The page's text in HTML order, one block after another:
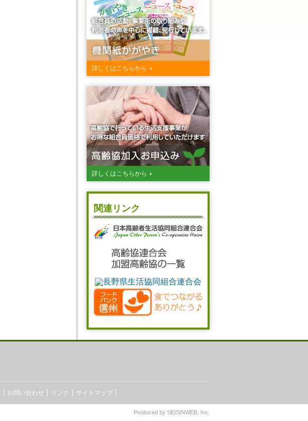
詳しくはこちらから
詳しくはこちらから
関連リンク
お問い合わせ リンク サイトマップ
Produced by SEISINWEB , Inc.